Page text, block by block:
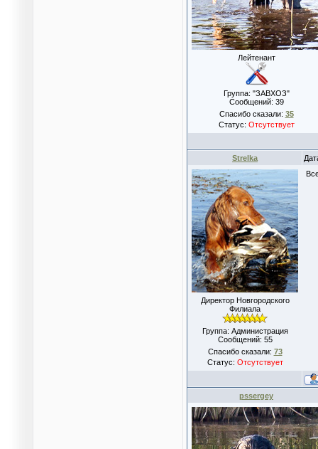
Лейтенант
Группа: "ЗАВХОЗ"
Сообщений: 39
Спасибо сказали: 35
Статус: Отсутствует
Strelka
Директор Новгородского
Филиала
Группа: Администрация
Сообщений: 55
Спасибо сказали: 73
Статус: Отсутствует
pssergey